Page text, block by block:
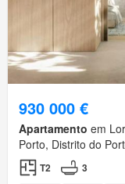
930 000 €
Apartamento em
Porto, Distrito do
T2 3